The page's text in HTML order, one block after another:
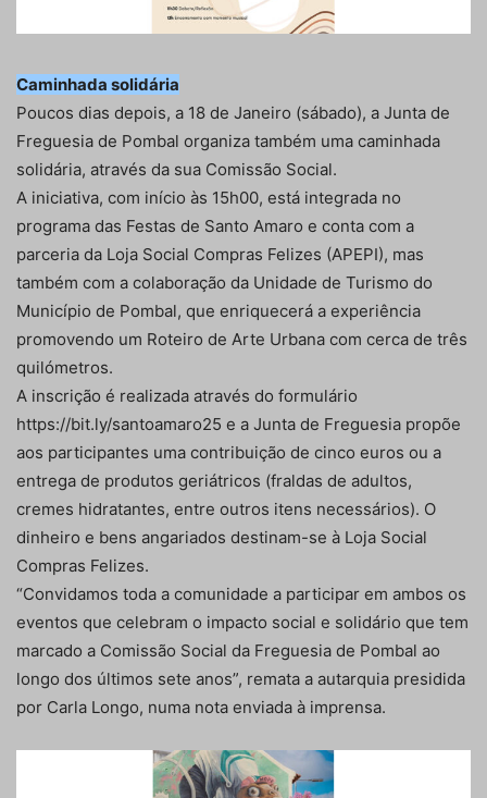
Caminhada solidária
Poucos dias depois, a 18 de Janeiro (sábado), a Junta de
Freguesia de Pombal organiza também uma caminhada
solidária, através da sua Comissão Social.
A iniciativa, com início às 15h00, está integrada no
programa das Festas de Santo Amaro e conta com a
parceria da Loja Social Compras Felizes (APEPI), mas
também com a colaboração da Unidade de Turismo do
Município de Pombal, que enriquecerá a experiência
promovendo um Roteiro de Arte Urbana com cerca de três
quilómetros.
A inscrição é realizada através do formulário
https://bit.ly/santoamaro25 e a Junta de Freguesia propõe
aos participantes uma contribuição de cinco euros ou a
entrega de produtos geriátricos (fraldas de adultos,
cremes hidratantes, entre outros itens necessários). O
dinheiro e bens angariados destinam-se à Loja Social
Compras Felizes.
“Convidamos toda a comunidade a participar em ambos os
eventos que celebram o impacto social e solidário que tem
marcado a Comissão Social da Freguesia de Pombal ao
longo dos últimos sete anos”, remata a autarquia presidida
por Carla Longo, numa nota enviada à imprensa.